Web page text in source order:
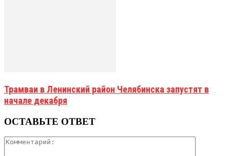
Трамваи в Ленинский район Челябинска запустят в
начале декабря
ОСТАВЬТЕ ОТВЕТ